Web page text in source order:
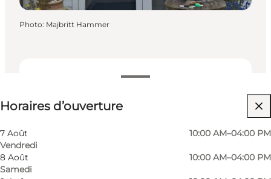
Voir les horaires d’ouverture
Horaires d’ouverture
7 Août
Vendredi
10:00 AM–04:00 PM
8 Août
Samedi
10:00 AM–04:00 PM
Visiter le site web
Children, Friends, My partner, Myself, My business
Photo: Majbritt Hammer